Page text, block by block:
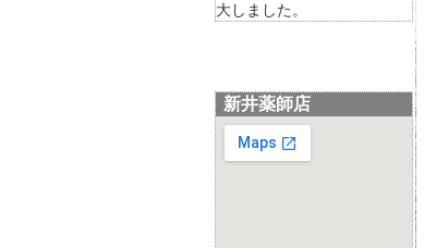
大しました。
新井薬師店